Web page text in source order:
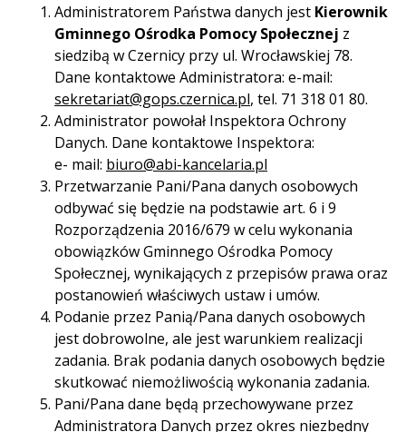
Administratorem Państwa danych jest Kierownik
Gminnego Ośrodka Pomocy Społecznej z
siedzibą w Czernicy przy ul. Wrocławskiej 78.
Dane kontaktowe Administratora: e-mail:
sekretariat@gops.czernica.pl, tel. 71 318 01 80.
Administrator powołał Inspektora Ochrony
Danych. Dane kontaktowe Inspektora:
e- mail: biuro@abi-kancelaria.pl
Przetwarzanie Pani/Pana danych osobowych
odbywać się będzie na podstawie art. 6 i 9
Rozporządzenia 2016/679 w celu wykonania
obowiązków Gminnego Ośrodka Pomocy
Społecznej, wynikających z przepisów prawa oraz
postanowień właściwych ustaw i umów.
Podanie przez Panią/Pana danych osobowych
jest dobrowolne, ale jest warunkiem realizacji
zadania. Brak podania danych osobowych będzie
skutkować niemożliwością wykonania zadania.
Pani/Pana dane będą przechowywane przez
Administratora Danych przez okres niezbędny